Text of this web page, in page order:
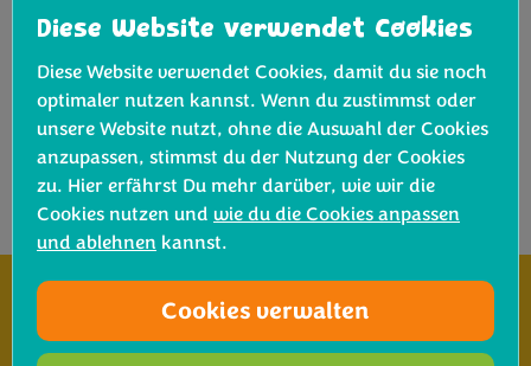
info@coregeo.co.uk
Tel: +44 (0)1622 816999
Fax: +44 (0)1622 816777
Registriernummer 3812840
USt-Id GB725 2742 40
Diese Website verwendet Cookies
Diese Website verwendet Cookies, damit du sie noch
optimaler nutzen kannst. Wenn du zustimmst oder
unsere Website nutzt, ohne die Auswahl der Cookies
anzupassen, stimmst du der Nutzung der Cookies
zu. Hier erfährst Du mehr darüber, wie wir die
Cookies nutzen und wie du die Cookies anpassen
und ablehnen kannst.
Cookies verwalten
Hier gibt’s Bimi® Brokkoli